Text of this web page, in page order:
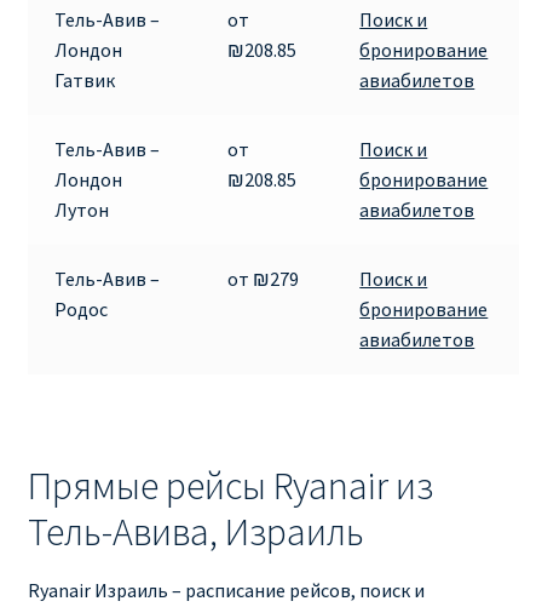
ПРАВИЛА RYANAIR В АЭРОПОРТУ И НА БОРТУ
ПУТЕШЕСТВИЕ С ДЕТЬМИ И МЛАДЕНЦАМИ
РЕЙСАМИ RYANAIR
РЕГИСТРАЦИЯ НА РЕЙС И ДОКУМЕНТЫ ДЛЯ
ПУТЕШЕСТВИЯ РЕЙСАМИ RYANAIR
Кипр
Тель-Авив –
Лондон
Гатвик
от
₪208.85
Поиск и
бронирование
авиабилетов
Тель-Авив –
Лондон
Лутон
от
₪208.85
Поиск и
бронирование
авиабилетов
Тель-Авив –
Родос
от ₪279
Поиск и
бронирование
авиабилетов
Прямые рейсы Ryanair из
Тель-Авива, Израиль
Ryanair Израиль – расписание рейсов, поиск и